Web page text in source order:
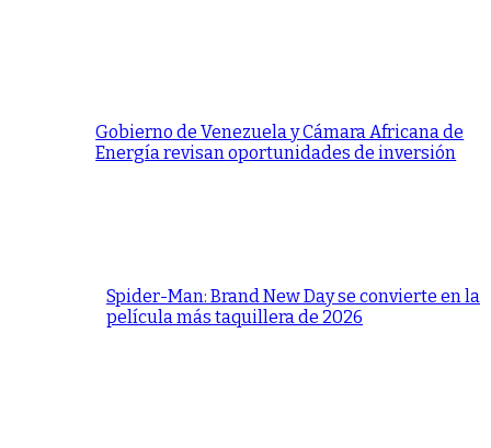
Gobierno de Venezuela y Cámara Africana de
Energía revisan oportunidades de inversión
Spider-Man: Brand New Day se convierte en la
película más taquillera de 2026